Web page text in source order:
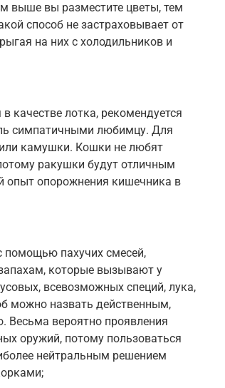
выше вы разместите цветы, тем
способ не застраховывает от
на них с холодильников и
качестве лотка, рекомендуется
симпатичными любимцу. Для
камушки. Кошки не любят
ракушки будут отличным
опыт опорожнения кишечника в
помощью пахучих смесей,
которые вызывают у
всевозможных специй, лука,
можно назвать действенным,
Весьма вероятно проявления
оружий, потому пользоваться
нейтральным решением